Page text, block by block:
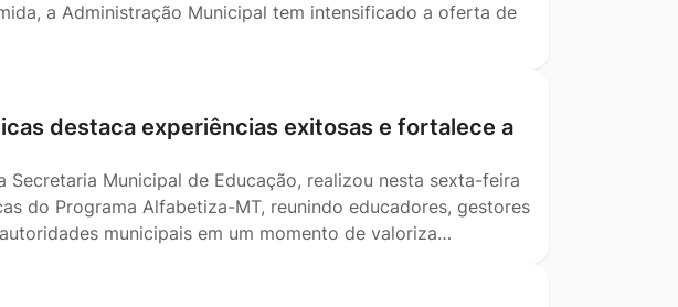
a Administração Municipal tem intensificado a oferta de
destaca experiências exitosas e fortalece a
Municipal de Educação, realizou nesta sexta-feira
do Programa Alfabetiza-MT, reunindo educadores, gestores
municipais em um momento de valoriza…